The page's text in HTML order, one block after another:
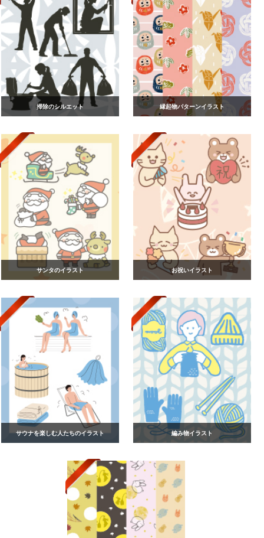
掃除のシルエット 縁起物パターンイラスト
サンタのイラスト お祝いイラスト
サウナを楽しむ人たちのイラスト 編み物イラスト